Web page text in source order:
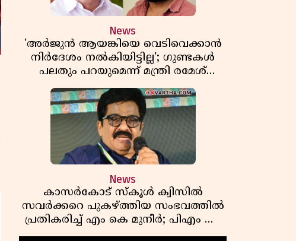
News
'അർജുൻ ആയങ്കിയെ വെടിവെക്കാൻ
നിർദേശം നൽകിയിട്ടില്ല'; ഗുണ്ടകൾ
പലതും പറയുമെന്ന് മന്ത്രി രമേശ്
ചെന്നിത്തല
News
കാസർകോട് സ്കൂൾ ക്വിസിൽ
സവർക്കറെ പുകഴ്ത്തിയ സംഭവത്തിൽ
പ്രതികരിച്ച് എം കെ മുനീർ; പിഎം ശ്രീ
പദ്ധതിയിലും പ്രതികരണം